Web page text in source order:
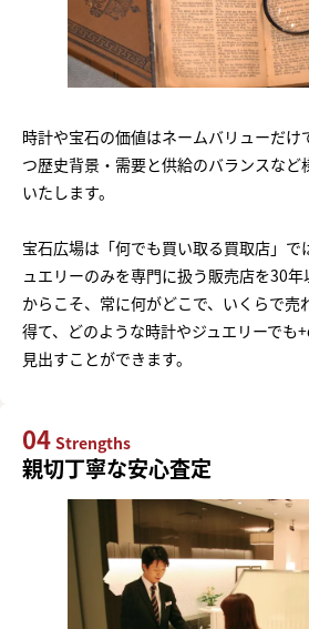
時計や宝石の価値はネームバリューだ
つ歴史背景・需要と供給のバランスなど
いたします。
宝石広場は「何でも買い取る買取店」で
ュエリーのみを専門に扱う販売店を30
からこそ、常に何がどこで、いくらで売
得て、どのような時計やジュエリーでも
見出すことができます。
04 Strengths
親切丁寧な安心査定